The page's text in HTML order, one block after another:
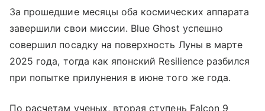
За прошедшие месяцы оба космических аппарата
завершили свои миссии. Blue Ghost успешно
совершил посадку на поверхность Луны в марте
2025 года, тогда как японский Resilience разбился
при попытке прилунения в июне того же года.
По расчетам ученых, вторая ступень Falcon 9